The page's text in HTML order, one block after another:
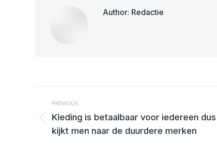
Author: Redactie
NAVIGATION
PREVIOUS
Previous
post:
Kleding is betaalbaar voor iedereen dus
kijkt men naar de duurdere merken